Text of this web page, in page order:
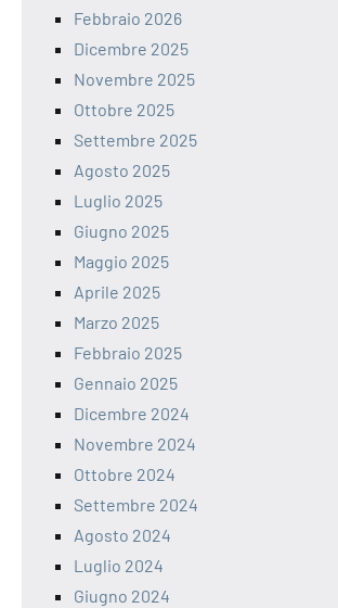
Febbraio 2026
Dicembre 2025
Novembre 2025
Ottobre 2025
Settembre 2025
Agosto 2025
Luglio 2025
Giugno 2025
Maggio 2025
Aprile 2025
Marzo 2025
Febbraio 2025
Gennaio 2025
Dicembre 2024
Novembre 2024
Ottobre 2024
Settembre 2024
Agosto 2024
Luglio 2024
Giugno 2024